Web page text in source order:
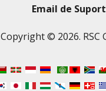
Email de
Copyright © 2026. RSC